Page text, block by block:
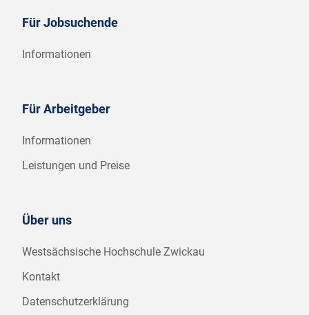
Für Jobsuchende
Informationen
Für Arbeitgeber
Informationen
Leistungen und Preise
Über uns
Westsächsische Hochschule Zwickau
Kontakt
Datenschutzerklärung